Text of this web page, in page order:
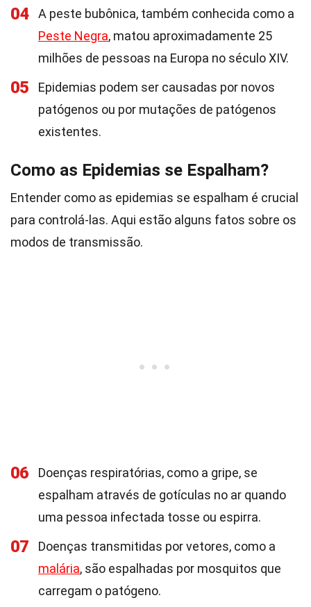
04
A peste bubônica, também conhecida como a
Peste Negra, matou aproximadamente 25
milhões de pessoas na Europa no século XIV.
05
Epidemias podem ser causadas por novos
patógenos ou por mutações de patógenos
existentes.
Como as Epidemias se Espalham?
Entender como as epidemias se espalham é crucial
para controlá-las. Aqui estão alguns fatos sobre os
modos de transmissão.
06
Doenças respiratórias, como a gripe, se
espalham através de gotículas no ar quando
uma pessoa infectada tosse ou espirra.
07
Doenças transmitidas por vetores, como a
malária, são espalhadas por mosquitos que
carregam o patógeno.